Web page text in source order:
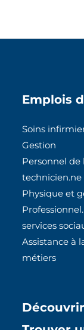
Emplois
Soins
Gestion
Personnel de
Physique et
services
Assistance à
métiers